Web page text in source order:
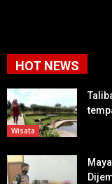
HOT NEWS
Wisata